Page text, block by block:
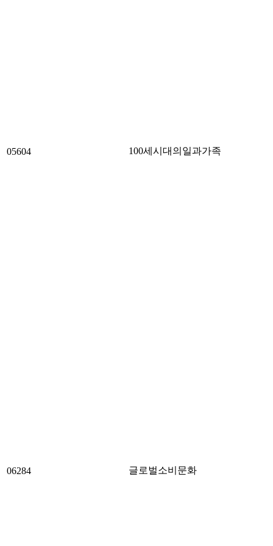
05604 100세시대의일과가족
06284 글로벌소비문화